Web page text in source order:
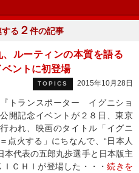
する ２件の記事
、ルーティンの本質を語る
ベントに初登場
TOPICS 2015年10月28日
トランスポーター イグニショ
開記念イベントが２８日、東京
われ、映画のタイトル「イグニ
点火する」にちなんで、“日本人
本代表の五郎丸歩選手と日本版主
ＣＨＩが登場した・・・続きを